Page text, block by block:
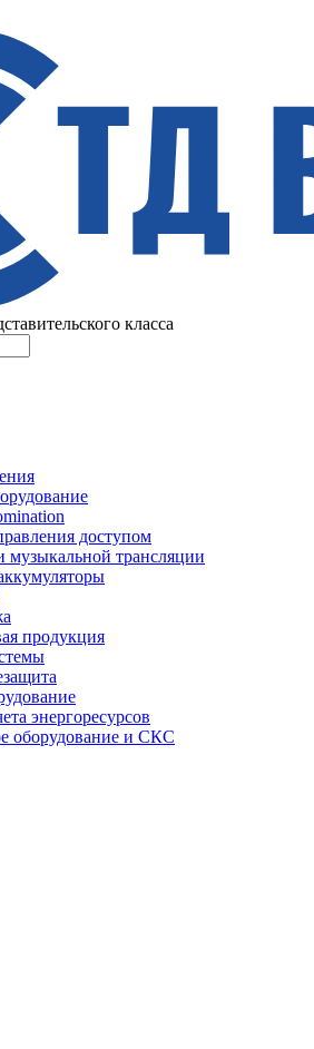
класса
доступом
трансляции
продукция
энергоресурсов
оборудование и СКС